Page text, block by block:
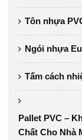
Tôn nhựa
Ngói nhựa
Tấm cách
Pallet PVC –
Chất Cho Nhà